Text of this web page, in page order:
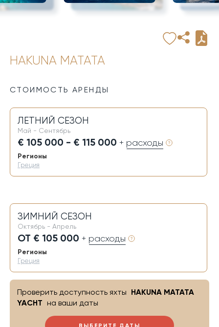
HAKUNA MATATA
СТОИМОСТЬ АРЕНДЫ
ЛЕТНИЙ СЕЗОН
Май - Сентябрь
€ 105 000 - € 115 000 + расходы
Регионы
Греция
ЗИМНИЙ СЕЗОН
Октябрь - Апрель
ОТ € 105 000 + расходы
Регионы
Греция
ВЫБЕРИТЕ ДАТЫ
Проверить доступность яхты HAKUNA MATATA
YACHT на ваши даты